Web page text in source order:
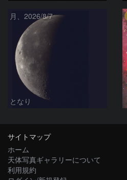
月、2026/8/7
となり
サイトマップ
ホーム
天体写真ギャラリーについて
利用規約